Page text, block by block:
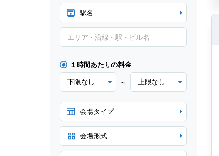
駅名
１時間あたりの料金
～
会場タイプ
会場形式